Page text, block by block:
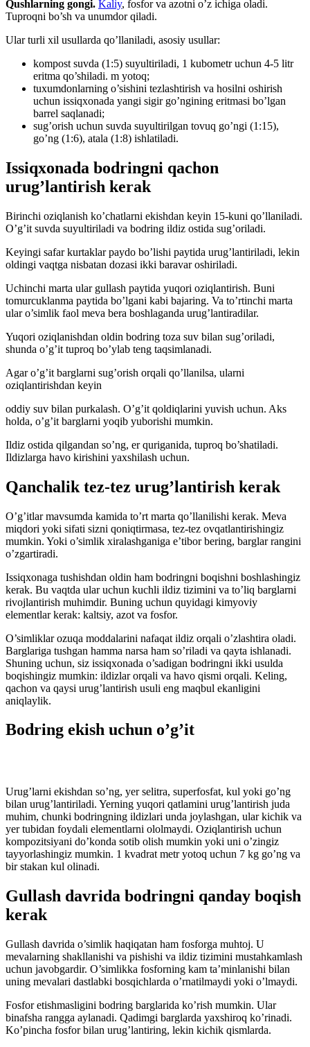
Qushlarning gongi. Kaliy, fosfor va azotni o’z ichiga oladi.
Tuproqni bo’sh va unumdor qiladi.
Ular turli xil usullarda qo’llaniladi, asosiy usullar:
kompost suvda (1:5) suyultiriladi, 1 kubometr uchun 4-5 litr
eritma qo’shiladi. m yotoq;
tuxumdonlarning o’sishini tezlashtirish va hosilni oshirish
uchun issiqxonada yangi sigir go’ngining eritmasi bo’lgan
barrel saqlanadi;
sug’orish uchun suvda suyultirilgan tovuq go’ngi (1:15),
go’ng (1:6), atala (1:8) ishlatiladi.
Issiqxonada bodringni qachon
urug’lantirish kerak
Birinchi oziqlanish ko’chatlarni ekishdan keyin 15-kuni qo’llaniladi.
O’g’it suvda suyultiriladi va bodring ildiz ostida sug’oriladi.
Keyingi safar kurtaklar paydo bo’lishi paytida urug’lantiriladi, lekin
oldingi vaqtga nisbatan dozasi ikki baravar oshiriladi.
Uchinchi marta ular gullash paytida yuqori oziqlantirish. Buni
tomurcuklanma paytida bo’lgani kabi bajaring. Va to’rtinchi marta
ular o’simlik faol meva bera boshlaganda urug’lantiradilar.
Yuqori oziqlanishdan oldin bodring toza suv bilan sug’oriladi,
shunda o’g’it tuproq bo’ylab teng taqsimlanadi.
Agar o’g’it barglarni sug’orish orqali qo’llanilsa, ularni
oziqlantirishdan keyin
oddiy suv bilan purkalash. O’g’it qoldiqlarini yuvish uchun. Aks
holda, o’g’it barglarni yoqib yuborishi mumkin.
Ildiz ostida qilgandan so’ng, er quriganida, tuproq bo’shatiladi.
Ildizlarga havo kirishini yaxshilash uchun.
Qanchalik tez-tez urug’lantirish kerak
O’g’itlar mavsumda kamida to’rt marta qo’llanilishi kerak. Meva
miqdori yoki sifati sizni qoniqtirmasa, tez-tez ovqatlantirishingiz
mumkin. Yoki o’simlik xiralashganiga e’tibor bering, barglar rangini
o’zgartiradi.
Issiqxonaga tushishdan oldin ham bodringni boqishni boshlashingiz
kerak. Bu vaqtda ular uchun kuchli ildiz tizimini va to’liq barglarni
rivojlantirish muhimdir. Buning uchun quyidagi kimyoviy
elementlar kerak: kaltsiy, azot va fosfor.
O’simliklar ozuqa moddalarini nafaqat ildiz orqali o’zlashtira oladi.
Barglariga tushgan hamma narsa ham so’riladi va qayta ishlanadi.
Shuning uchun, siz issiqxonada o’sadigan bodringni ikki usulda
boqishingiz mumkin: ildizlar orqali va havo qismi orqali. Keling,
qachon va qaysi urug’lantirish usuli eng maqbul ekanligini
aniqlaylik.
Bodring ekish uchun o’g’it
Urug’larni ekishdan so’ng, yer selitra, superfosfat, kul yoki go’ng
bilan urug’lantiriladi. Yerning yuqori qatlamini urug’lantirish juda
muhim, chunki bodringning ildizlari unda joylashgan, ular kichik va
yer tubidan foydali elementlarni ololmaydi. Oziqlantirish uchun
kompozitsiyani do’konda sotib olish mumkin yoki uni o’zingiz
tayyorlashingiz mumkin. 1 kvadrat metr yotoq uchun 7 kg go’ng va
bir stakan kul olinadi.
Gullash davrida bodringni qanday boqish
kerak
Gullash davrida o’simlik haqiqatan ham fosforga muhtoj. U
mevalarning shakllanishi va pishishi va ildiz tizimini mustahkamlash
uchun javobgardir. O’simlikka fosforning kam ta’minlanishi bilan
uning mevalari dastlabki bosqichlarda o’rnatilmaydi yoki o’lmaydi.
Fosfor etishmasligini bodring barglarida ko’rish mumkin. Ular
binafsha rangga aylanadi. Qadimgi barglarda yaxshiroq ko’rinadi.
Ko’pincha fosfor bilan urug’lantiring, lekin kichik qismlarda.